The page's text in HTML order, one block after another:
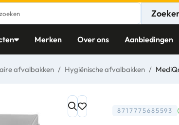
Merken Over ons Aanbiedingen
afvalbakken / Hygiënische afvalbakken /
8717775685593